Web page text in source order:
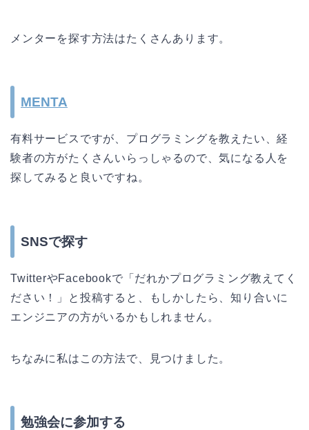
メンターを探す方法はたくさんあります。
MENTA
有料サービスですが、プログラミングを教えたい、経
験者の方がたくさんいらっしゃるので、気になる人を
探してみると良いですね。
SNSで探す
TwitterやFacebookで「だれかプログラミング教えてく
ださい！」と投稿すると、もしかしたら、知り合いに
エンジニアの方がいるかもしれません。
ちなみに私はこの方法で、見つけました。
勉強会に参加する